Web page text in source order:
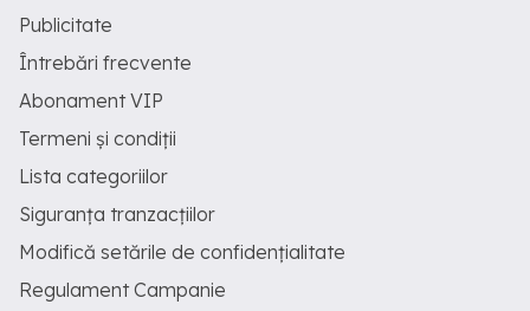
Publicitate
Întrebări frecvente
Abonament VIP
Termeni și condiții
Lista categoriilor
Siguranța tranzacțiilor
Modifică setările de confidențialitate
Regulament Campanie